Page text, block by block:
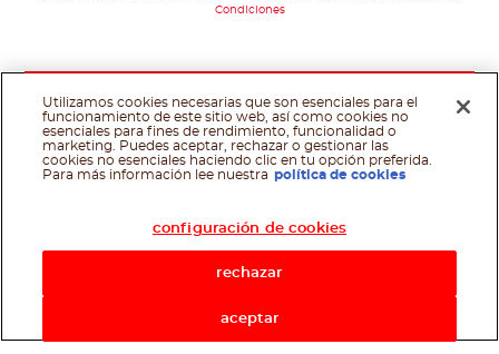
Asistente de recetas
Condiciones
Utilizamos cookies necesarias que son esenciales para el
funcionamiento de este sitio web, así como cookies no
esenciales para fines de rendimiento, funcionalidad o
marketing. Puedes aceptar, rechazar o gestionar las
cookies no esenciales haciendo clic en tu opción preferida.
Para más información lee nuestra política de cookies
configuración de cookies
rechazar
aceptar